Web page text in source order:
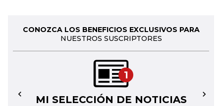
CONOZCA LOS BENEFICIOS EXCLUSIVOS PARA
NUESTROS SUSCRIPTORES
1
MI SELECCIÓN DE NOTICIAS
← →